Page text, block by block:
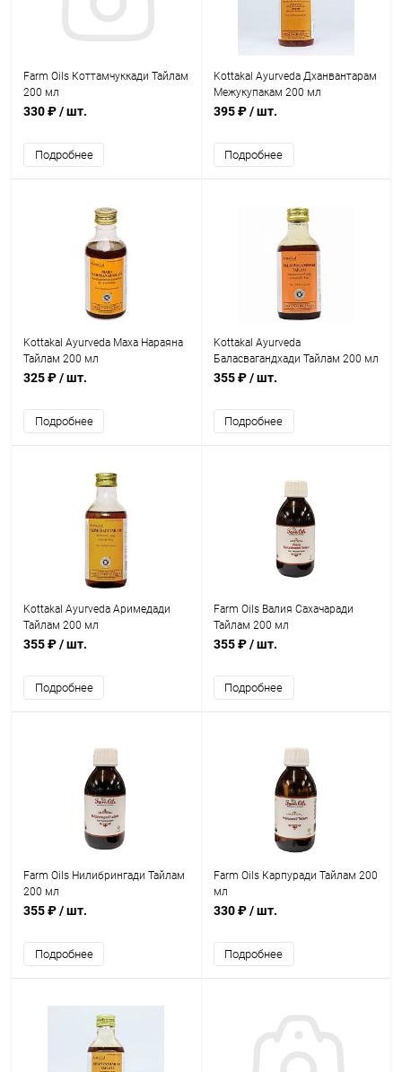
Farm Oils Коттамчуккади Тайлам
200 мл
330 ₽/ шт.
Подробнее
Kottakal Ayurveda Дханвантарам
Межукупакам 200 мл
395 ₽/ шт.
Подробнее
Kottakal Ayurveda Маха Нараяна
Тайлам 200 мл
325 ₽/ шт.
Подробнее
Kottakal Ayurveda
Баласвагандхади Тайлам 200 мл
355 ₽/ шт.
Подробнее
Kottakal Ayurveda Аримедади
Тайлам 200 мл
355 ₽/ шт.
Подробнее
Farm Oils Валия Сахачаради
Тайлам 200 мл
355 ₽/ шт.
Подробнее
Farm Oils Нилибрингади Тайлам
200 мл
355 ₽/ шт.
Подробнее
Farm Oils Карпуради Тайлам 200
мл
330 ₽/ шт.
Подробнее